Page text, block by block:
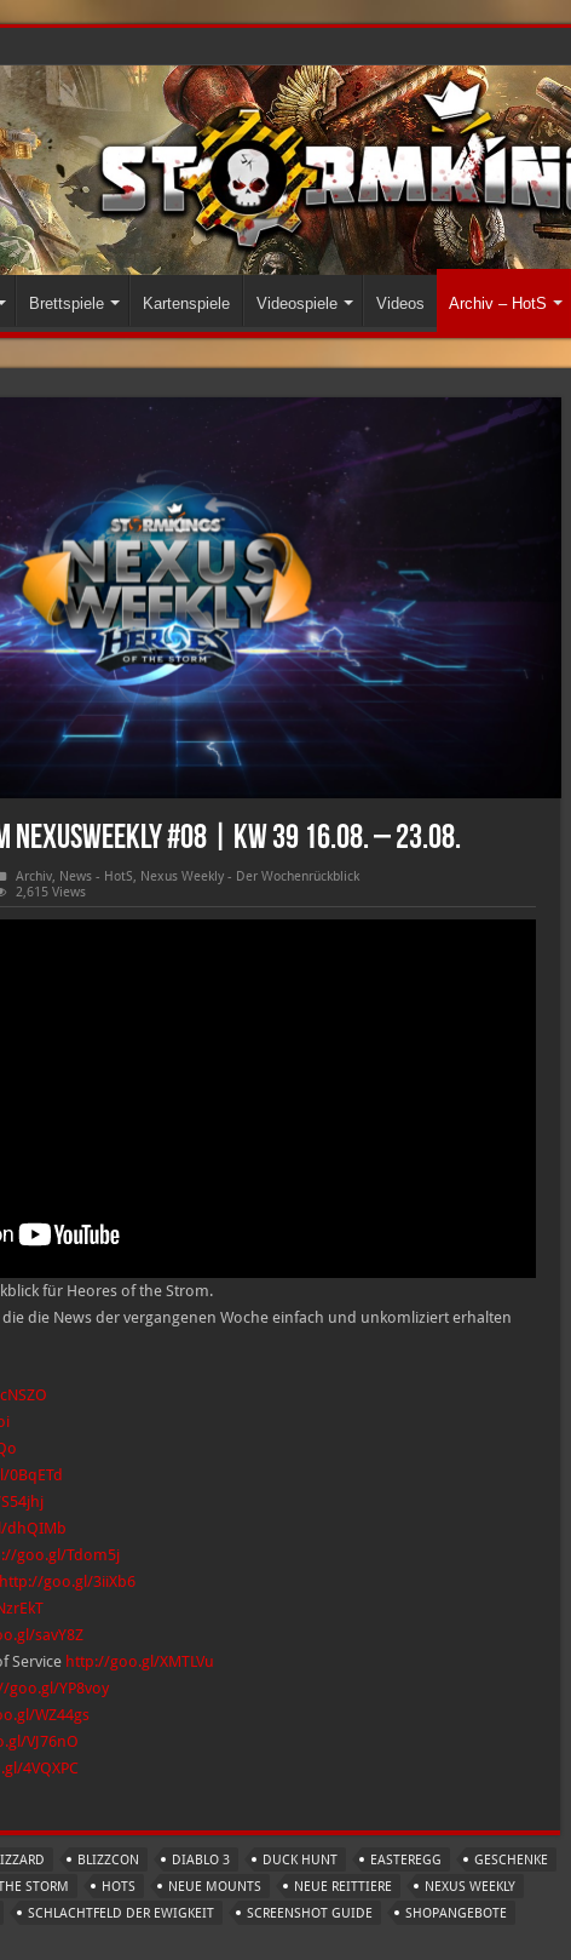
Brettspiele Kartenspiele Videospiele Videos Archiv – HotS
#08 | KW 39 16.08. – 23.08.
Archiv, News - HotS, Nexus Weekly - Der Wochenrückblick
2,615 Views
für Heores of the Strom.
die News der vergangenen Woche einfach und unkomliziert erhalten
0BqETd
dhQIMb
goo.gl/Tdom5j
http://goo.gl/3iiXb6
savY8Z
Service http://goo.gl/XMTLVu
goo.gl/YP8voy
WZ44gs
VJ76nO
4VQXPC
BLIZZCON DIABLO 3 DUCK HUNT EASTEREGG
GESCHENKE
STORM HOTS NEUE MOUNTS NEUE REITTIERE
NEXUS WEEKLY
SCHLACHTFELD DER EWIGKEIT SCREENSHOT GUIDE
SHOPANGEBOTE